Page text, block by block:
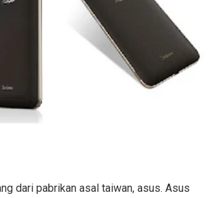
dari pabrikan asal taiwan, asus. Asus